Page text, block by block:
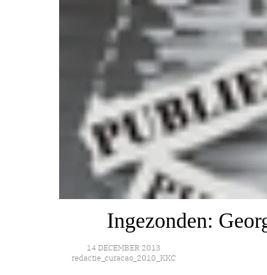
Ingezonden:
14 DECEMBER 2013
redactie_curacao_2010_KKC